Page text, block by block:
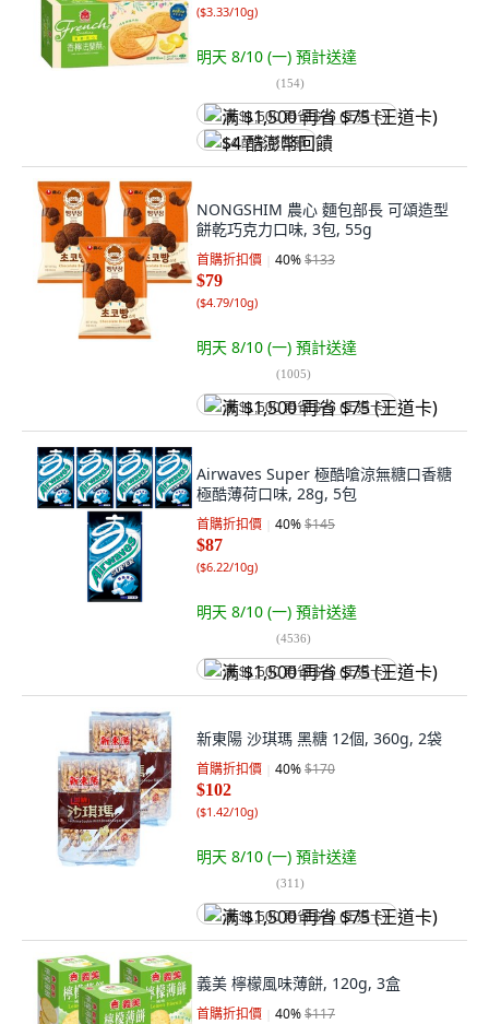
($3.33/10g)
明天 8/10 (一) 預計送達
(154)
满 $1,500 再省 $75 (王道卡)
$4 酷澎幣回饋
NONGSHIM 農心 麵包部長 可頌造型
餅乾巧克力口味, 3包, 55g
首購折扣價 40%$133
$79
($4.79/10g)
明天 8/10 (一) 預計送達
(1005)
满 $1,500 再省 $75 (王道卡)
Airwaves Super 極酷嗆涼無糖口香糖
極酷薄荷口味, 28g, 5包
首購折扣價 40%$145
$87
($6.22/10g)
明天 8/10 (一) 預計送達
(4536)
满 $1,500 再省 $75 (王道卡)
新東陽 沙琪瑪 黑糖 12個, 360g, 2袋
首購折扣價 40%$170
$102
($1.42/10g)
明天 8/10 (一) 預計送達
(311)
满 $1,500 再省 $75 (王道卡)
義美 檸檬風味薄餅, 120g, 3盒
首購折扣價 40%$117